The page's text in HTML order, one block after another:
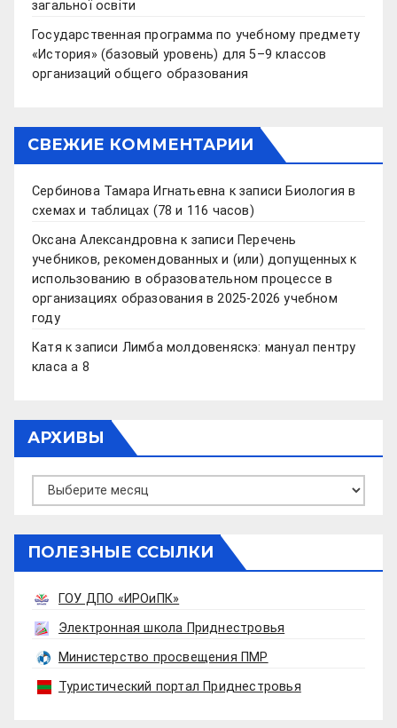
загальної освіти
Государственная программа по учебному предмету
«История» (базовый уровень) для 5–9 классов
организаций общего образования
СВЕЖИЕ КОММЕНТАРИИ
Сербинова Тамара Игнатьевна к записи Биология в
схемах и таблицах (78 и 116 часов)
Оксана Александровна к записи Перечень
учебников, рекомендованных и (или) допущенных к
использованию в образовательном процессе в
организациях образования в 2025-2026 учебном
году
Катя к записи Лимба молдовеняскэ: мануал пентру
класа а 8
АРХИВЫ
Архивы
ПОЛЕЗНЫЕ ССЫЛКИ
ГОУ ДПО «ИРОиПК»
Электронная школа Приднестровья
Министерство просвещения ПМР
Туристический портал Приднестровья